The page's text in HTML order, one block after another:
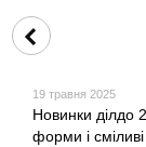
19 травня 2025
Новинки ділдо
форми і